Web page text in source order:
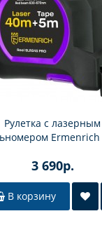
Рулетка с лазерным
Ermenrich
3 690р.
В корзину